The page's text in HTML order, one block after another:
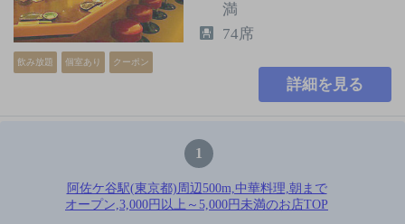
飲み放題 個室あり クーポン
満
74席
詳細を見る
1
阿佐ケ谷駅(東京都)周辺500m,中華料理,朝まで
オープン,3,000円以上～5,000円未満のお店TOP